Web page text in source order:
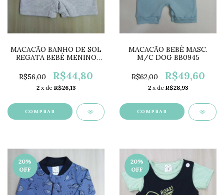
MACACÃO BANHO DE SOL
REGATA BEBÊ MENINO
R$56,00
R$44,80
2 x de R$26,13
COMPRAR
MACACÃO BEBÊ MASC.
M/C DOG BB0945
R$62,00 R$49,60
2 x de R$28,93
COMPRAR
20%
OFF
20%
OFF